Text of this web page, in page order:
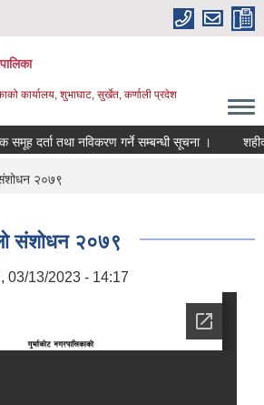
कार्यालय, शुभाघाट, सुर्खेत, कर्णाली प्रदेश
कृषक समूह दर्ता तथा नविकरण गर्ने सम्बन्धी सूचना । शहीद
२०७९
संशोधन २०७९
03/13/2023 - 14:17